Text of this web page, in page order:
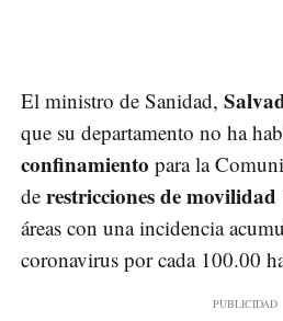
El ministro de Sanidad,
que su departamento no ha
confinamiento para la
de restricciones de
áreas con una incidencia
coronavirus por cada 100.00